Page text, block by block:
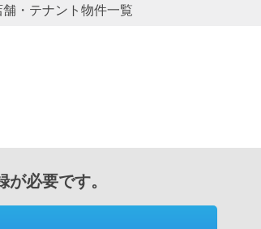
・テナント物件一覧
必要です。